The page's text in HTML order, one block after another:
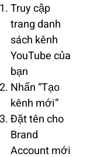
Truy cập
trang danh
sách kênh
YouTube của
bạn
Nhấn “Tạo
kênh mới”
Đặt tên cho
Brand
Account mới